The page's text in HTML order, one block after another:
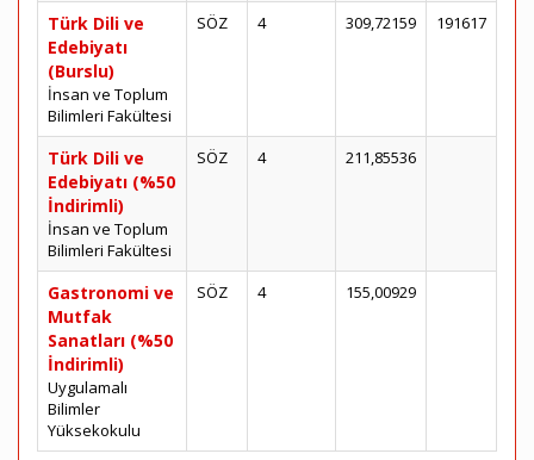
Türk Dili ve
Edebiyatı
(Burslu)
İnsan ve Toplum
Bilimleri Fakültesi
SÖZ 4 309,72159 191617
Türk Dili ve
Edebiyatı (%50
İndirimli)
İnsan ve Toplum
Bilimleri Fakültesi
SÖZ 4 211,85536
Gastronomi ve
Mutfak
Sanatları (%50
İndirimli)
Uygulamalı
Bilimler
Yüksekokulu
SÖZ 4 155,00929